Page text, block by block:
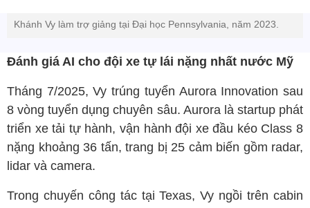
Khánh Vy làm trợ giảng tại Đại học Pennsylvania, năm 2023.
Đánh giá AI cho đội xe tự lái nặng nhất nước Mỹ
Tháng 7/2025, Vy trúng tuyển Aurora Innovation sau
8 vòng tuyển dụng chuyên sâu. Aurora là startup phát
triển xe tải tự hành, vận hành đội xe đầu kéo Class 8
nặng khoảng 36 tấn, trang bị 25 cảm biến gồm radar,
lidar và camera.
Trong chuyến công tác tại Texas, Vy ngồi trên cabin